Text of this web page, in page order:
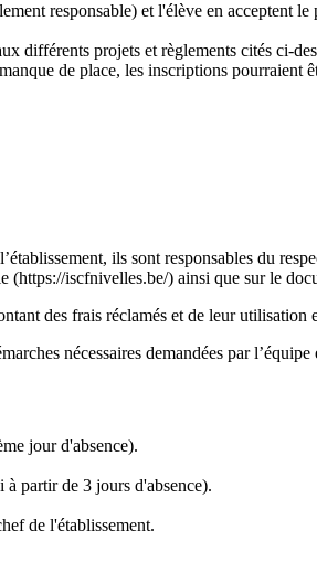
responsable) et l'élève en acceptent
différents projets et règlements cités ci-
de place, les inscriptions
ils sont responsables du
iscfnivelles.be/) ainsi que sur le
des frais réclamés et de leur utilisation
nécessaires demandées par
jour d'absence).
partir de 3 jours d'absence).
de l'établissement.